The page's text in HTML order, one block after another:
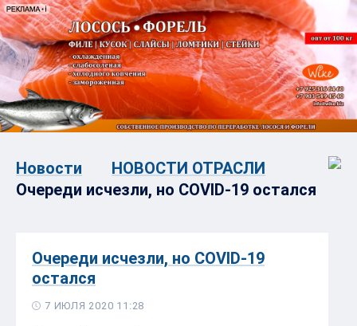
Новости
НОВОСТИ ОТРАСЛИ
Очереди исчезли, но COVID-19 остался
Очереди исчезли, но COVID-19
остался
7 ИЮЛЯ 2020 11:28